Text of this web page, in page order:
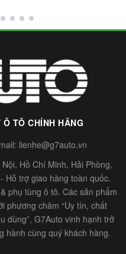
TÔ CHÍNH HÃNG
lienhe@g7auto.vn
Hồ Chí Minh, Hải Phòng,
Hỗ trợ giao hàng toàn quốc.
phụ tùng ô tô. Các sản phẩm
phương châm “Uy tín, chất
dùng”, G7Auto vinh hạnh trở
hành cùng quý khách hàng.